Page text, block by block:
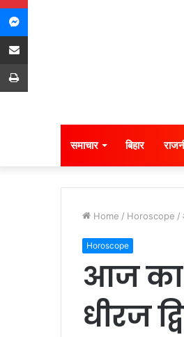
समाचार बिहार
Home / Horoscope /
Horoscope
आज का
धीरज
Messenger
Share via Email